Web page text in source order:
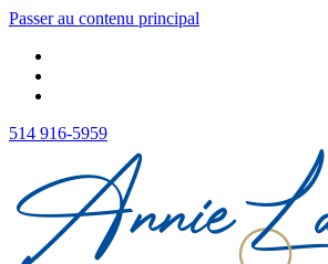
Passer au contenu principal
514 916-5959